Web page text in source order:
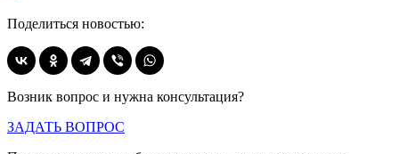
Поделиться новостью:
Возник вопрос и нужна консультация?
ЗАДАТЬ ВОПРОС